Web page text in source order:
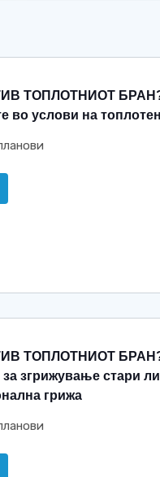
ТОПЛОТНИОТ БРАН?
во услови на
ТОПЛОТНИОТ БРАН?
згрижување стари
грижа